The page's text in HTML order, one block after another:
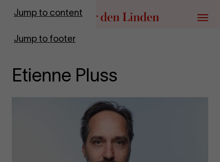
Jump to content
Jump to footer
Go to homepage
Menu
Etienne Pluss